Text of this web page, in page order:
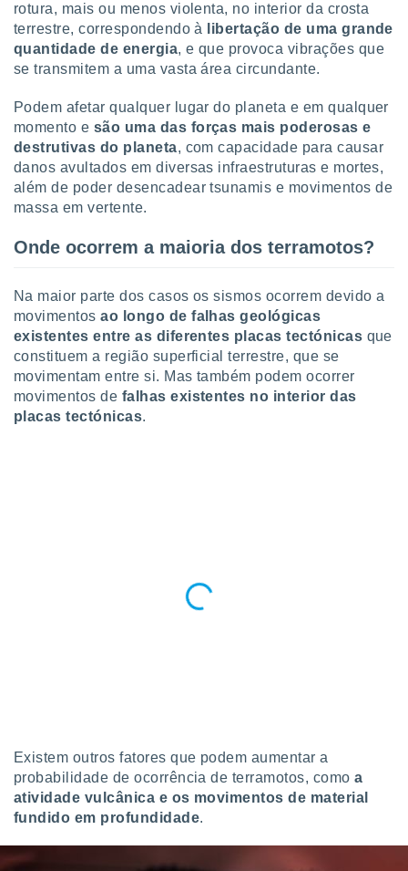
Pode
de
ao
através
nós e
únicos
para
como a
este sitio
IP e
de
seus
de
ou aceder
num
para
rotura, mais ou menos violenta, no interior da crosta
terrestre, correspondendo à
libertação de uma grande
quantidade de energia, e que provoca vibrações que
se transmitem a uma vasta área circundante.
Podem afetar qualquer lugar do planeta e em qualquer
momento e são uma das forças mais poderosas e
destrutivas do planeta, com capacidade para causar
danos avultados em diversas infraestruturas e mortes,
além de poder desencadear tsunamis e movimentos de
massa em vertente.
Onde ocorrem a maioria dos terramotos?
Na maior parte dos casos os sismos ocorrem devido a
movimentosao longo de falhas geológicas
existentes entre as diferentes placas tectónicas que
constituem a região superficial terrestre, que se
movimentam entre si. Mas também podem ocorrer
movimentos de falhas existentes no interior das
placas tectónicas.
Existem outros fatores que podem aumentar a
probabilidade de ocorrência de terramotos, comoa
atividade vulcânica e os movimentos de material
fundido em profundidade.